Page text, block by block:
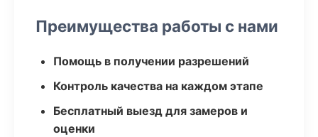
Преимущества работы с нами
Помощь в получении разрешений
Контроль качества на каждом этапе
Бесплатный выезд для замеров и
оценки